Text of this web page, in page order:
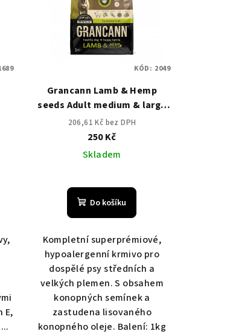
E,
Grancann Lamb & Hemp
seeds Adult medium & large
breeds - 1 kg
206,61 Kč bez DPH
250 Kč
Skladem
Do košíku
Kompletní superprémiové,
hypoalergenní krmivo pro
dospělé psy středních a
velkých plemen. S obsahem
konopných semínek a
zastudena lisovaného
konopného oleje. Balení: 1kg
KÓD: 2049